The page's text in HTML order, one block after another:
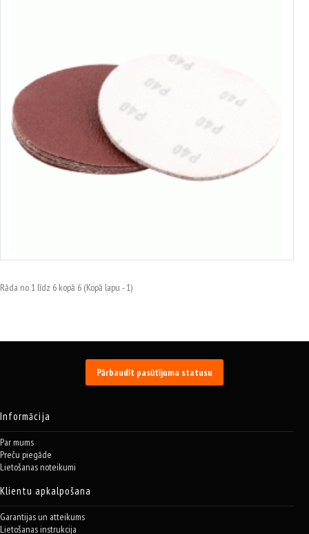
Ūdensizturīgs smilšpapīrs
Rāda no 1 līdz 6 kopā 6 (Kopā lapu - 1)
Pārbaudīt pasūtījuma statusu
Informācija
Par mums
Preču piegāde
Lietošanas noteikumi
Klientu apkalpošana
Garantijas un atteikums
Lietošanas instrukcija